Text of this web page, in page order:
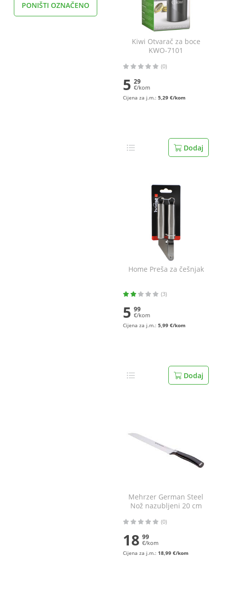
PONIŠTI OZNAČENO
Kiwi Otvarač za boce
KWO-7101
(0)
5 29
€/kom
Cijena za j.m.: 5,29 €/kom
Dodaj
Home Preša za češnjak
(3)
5 99
€/kom
Cijena za j.m.: 5,99 €/kom
Dodaj
Mehrzer German Steel
Nož nazubljeni 20 cm
(0)
18 99
€/kom
Cijena za j.m.: 18,99 €/kom